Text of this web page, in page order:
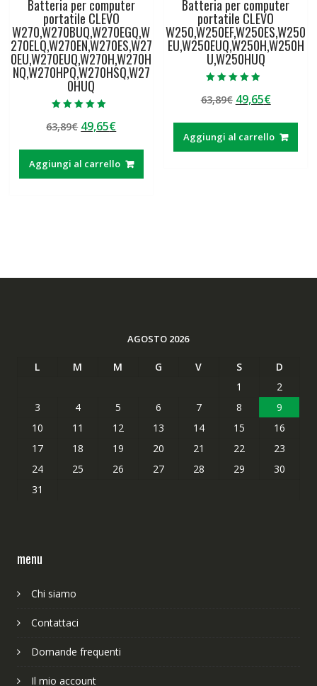
Batteria per computer
portatile CLEVO
W270,W270BUQ,W270EGQ,W
270ELQ,W270EN,W270ES,W27
0EU,W270EUQ,W270H,W270H
NQ,W270HPQ,W270HSQ,W27
0HUQ
5.00
su 5
63,89€ Il
originale
era:
49,65€Il
attuale
è:
Aggiungi al carrello
Batteria per computer
portatile CLEVO
W250,W250EF,W250ES,W250
EU,W250EUQ,W250H,W250H
U,W250HUQ
4.50
su 5
63,89€ Il
originale
era:
49,65€Il
attuale
è:
Aggiungi al carrello
AGOSTO 2026
L M M G V S
D
1
2
3
4 5 6 7 8
9
10
11 12 13 14 15
16
17
18 19 20 21 22
23
24
25 26 27 28 29
30
31
menu
Chi siamo
Contattaci
Domande frequenti
Il mio account